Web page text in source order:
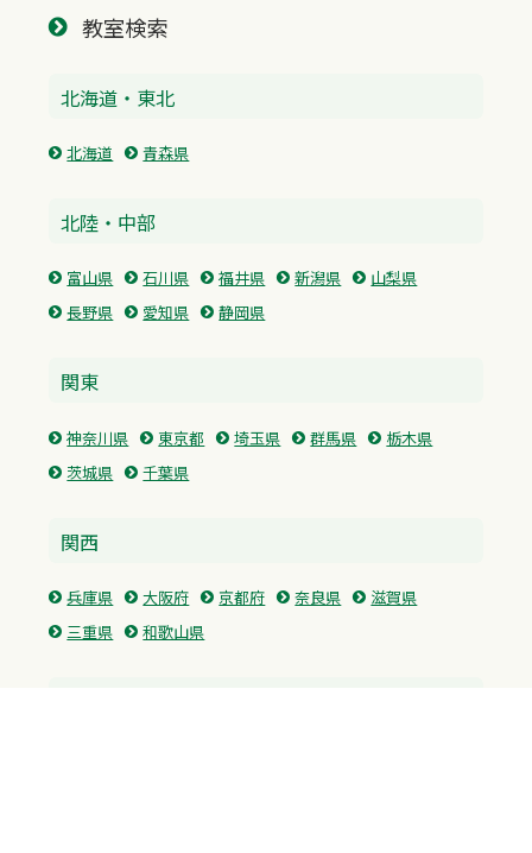
教室検索
北海道・東北
北海道 青森県
北陸・中部
富山県 石川県 福井県 新潟県
山梨県
長野県
愛知県 静岡県
関東
神奈川県 東京都 埼玉県 群馬県
栃木県
茨城県
千葉県
関西
兵庫県 大阪府 京都府 奈良県
滋賀県
三重県
和歌山県